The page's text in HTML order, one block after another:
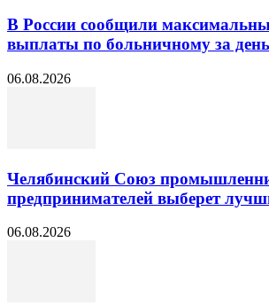
В России сообщили
выплаты по больничному за день
06.08.2026
Челябинский Союз
предпринимателей выберет
06.08.2026